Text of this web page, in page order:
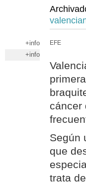
+info
+info
EFE
cáncer
Según
que
trata